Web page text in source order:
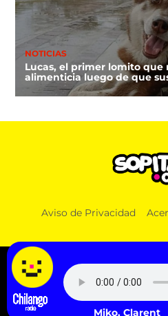
NOTICIAS
Lucas, el primer lomito que
alimenticia luego de que
Aviso de Privacidad
© 2026 SOPITAS.COM - MÚSICA,
MÁS!.
Young Miko, Clarent - BnB